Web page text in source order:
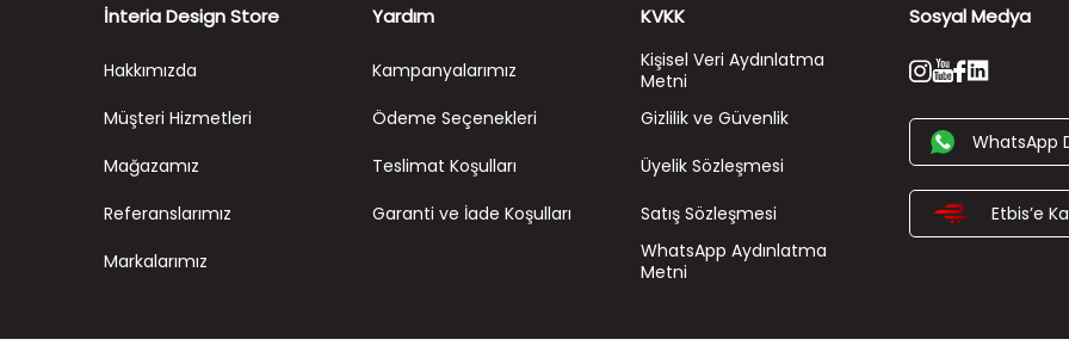
İnteria Design Store
Hakkımızda
Müşteri Hizmetleri
Mağazamız
Referanslarımız
Markalarımız
Yardım
Kampanyalarımız
Ödeme Seçenekleri
Teslimat Koşulları
Garanti ve İade Koşulları
KVKK
Kişisel Veri Aydınlatma
Metni
Gizlilik ve Güvenlik
Üyelik Sözleşmesi
Satış Sözleşmesi
WhatsApp Aydınlatma
Metni
Sosyal Medya
WhatsApp
Etbis’e